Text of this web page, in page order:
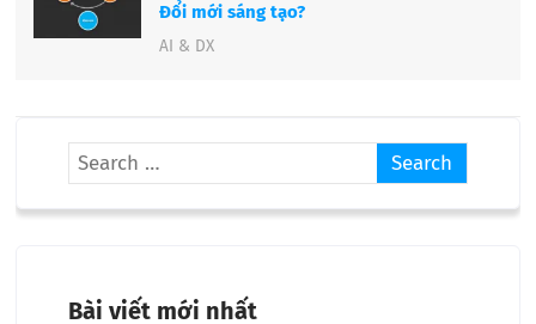
Đổi mới sáng tạo?
AI & DX
Bài viết mới nhất